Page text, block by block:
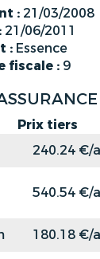
: 21/03/2008
21/06/2011
: Essence
fiscale : 9
Prix tiers
240.24 €/
540.54 €/
180.18 €/